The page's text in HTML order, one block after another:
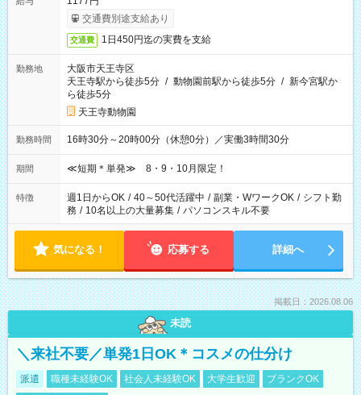
交通費別途支給あり
交通費 1日450円迄の実費を支給
勤務地
大阪市天王寺区
天王寺駅から徒歩5分 / 動物園前駅から徒歩5分 / 新今宮駅か
ら徒歩5分
天王寺動物園
勤務時間 16時30分～20時00分（休憩0分）／実働3時間30分
期間 ≪短期＊単発≫ 8・9・10月限定！
特徴 週1日からOK / 40～50代活躍中 / 副業・WワークOK / シフト勤
務 / 10名以上の大量募集 / パソコンスキル不要
気になる！ 応募する 詳細へ
掲載日：2026.08.06
未読
＼来社不要／単発1日OK＊コスメの仕分け
派遣 職種未経験OK 社会人未経験OK 大学生歓迎
ブランクOK